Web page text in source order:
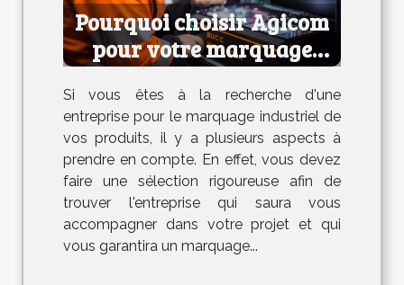
Pourquoi choisir Agicom
pour votre marquage
industriel ?
Si vous êtes à la recherche d'une
entreprise pour le marquage industriel de
vos produits, il y a plusieurs aspects à
prendre en compte. En effet, vous devez
faire une sélection rigoureuse afin de
trouver l'entreprise qui saura vous
accompagner dans votre projet et qui
vous garantira un marquage...